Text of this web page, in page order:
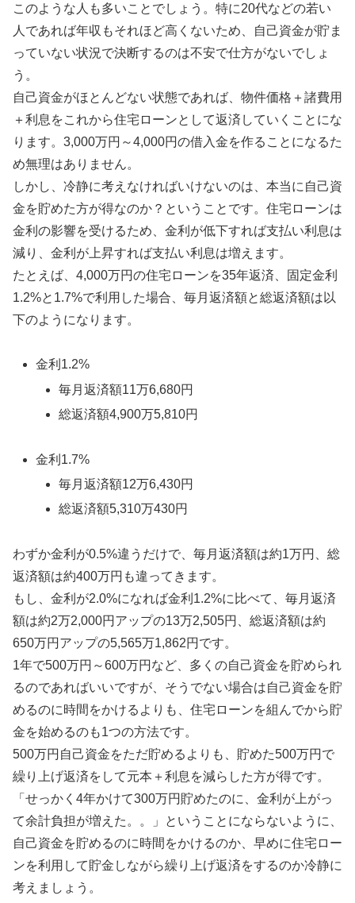
このような人も多いことでしょう。特に20代などの若い
人であれば年収もそれほど高くないため、自己資金が貯ま
っていない状況で決断するのは不安で仕方がないでしょ
う。
自己資金がほとんどない状態であれば、物件価格＋諸費用
＋利息をこれから住宅ローンとして返済していくことにな
ります。3,000万円～4,000円の借入金を作ることになるた
め無理はありません。
しかし、冷静に考えなければいけないのは、本当に自己資
金を貯めた方が得なのか？ということです。 住宅ローンは
金利の影響を受けるため、金利が低下すれば支払い利息は
減り、金利が上昇すれば支払い利息は増えます。
たとえば、4,000万円の住宅ローンを35年返済、固定金利
1.2%と1.7%で利用した場合、毎月返済額と総返済額は以
下のようになります。
金利1.2%
毎月返済額11万6,680円
総返済額4,900万5,810円
金利1.7%
毎月返済額12万6,430円
総返済額5,310万430円
わずか金利が0.5%違うだけで、毎月返済額は約1万円、総
返済額は約400万円も違ってきます。
もし、金利が2.0%になれば金利1.2%に比べて、毎月返済
額は約2万2,000円アップの13万2,505円、総返済額は約
650万円アップの5,565万1,862円です。
1年で500万円～600万円など、多くの自己資金を貯められ
るのであればいいですが、そうでない場合は自己資金を貯
めるのに時間をかけるよりも、住宅ローンを組んでから貯
金を始めるのも1つの方法です。
500万円自己資金をただ貯めるよりも、貯めた500万円で
繰り上げ返済をして元本＋利息を減らした方が得です。
「せっかく4年かけて300万円貯めたのに、金利が上がっ
て余計負担が増えた。。」ということにならないように、
自己資金を貯めるのに時間をかけるのか、早めに住宅ロー
ンを利用して貯金しながら繰り上げ返済をするのか冷静に
考えましょう。